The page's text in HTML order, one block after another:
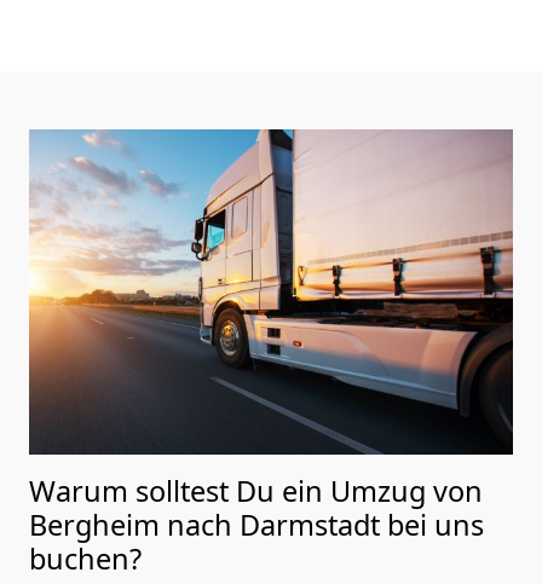
Warum solltest Du ein Umzug von
Bergheim nach Darmstadt bei uns
buchen?